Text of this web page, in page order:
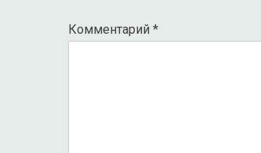
Комментарий *